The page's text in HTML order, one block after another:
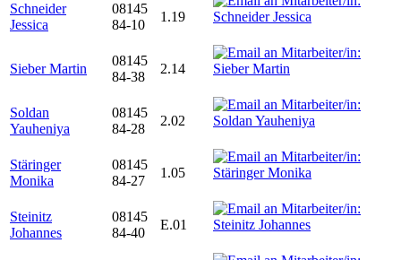
Schneider
Jessica
08145
84-10
1.19
Sieber Martin
08145
84-38
2.14
Soldan
Yauheniya
08145
84-28
2.02
Stäringer
Monika
08145
84-27
1.05
Steinitz
Johannes
08145
84-40
E.01